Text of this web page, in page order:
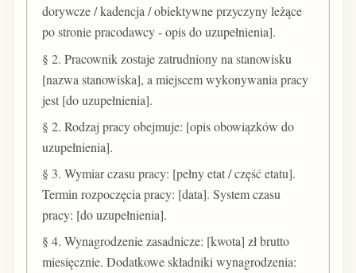
dorywcze / kadencja / obiektywne przyczyny leżące
po stronie pracodawcy - opis do uzupełnienia].
§ 2. Pracownik zostaje zatrudniony na stanowisku
[nazwa stanowiska], a miejscem wykonywania pracy
jest [do uzupełnienia].
§ 2. Rodzaj pracy obejmuje: [opis obowiązków do
uzupełnienia].
§ 3. Wymiar czasu pracy: [pełny etat / część etatu].
Termin rozpoczęcia pracy: [data]. System czasu
pracy: [do uzupełnienia].
§ 4. Wynagrodzenie zasadnicze: [kwota] zł brutto
miesięcznie. Dodatkowe składniki wynagrodzenia: